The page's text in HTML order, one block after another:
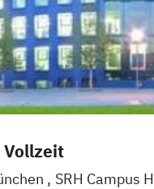
Vollzeit
SRH Campus